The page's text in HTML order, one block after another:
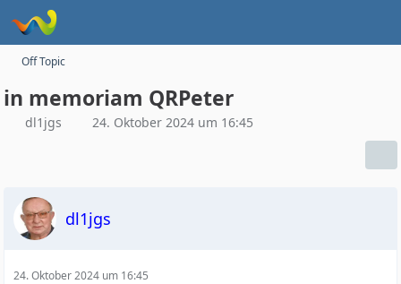
Off Topic
in memoriam QRPeter
dl1jgs 24. Oktober 2024 um 16:45
dl1jgs
24. Oktober 2024 um 16:45